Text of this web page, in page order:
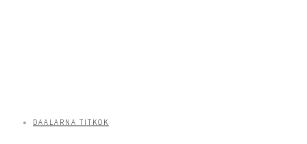
DAALARNA TITKOK